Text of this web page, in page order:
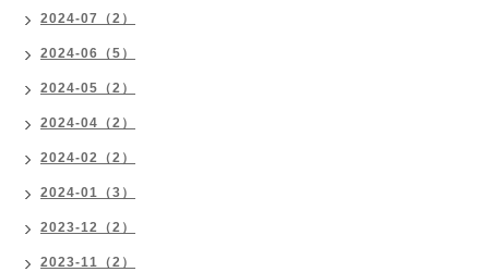
2024-07（2）
2024-06（5）
2024-05（2）
2024-04（2）
2024-02（2）
2024-01（3）
2023-12（2）
2023-11（2）